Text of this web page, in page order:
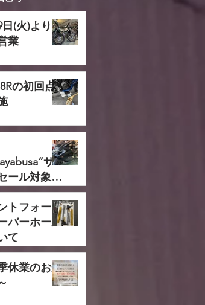
(火)より
業
の初回点
サ
ール対象で
トフォーク
バーホール
て
休業のお知